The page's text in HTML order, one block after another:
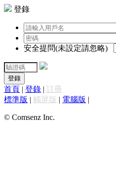
登錄
安全提問(未設定請忽略)
登錄
首頁 | 登錄 | 註冊
標準版 | 觸屏版 | 電腦版 |
© Comsenz Inc.